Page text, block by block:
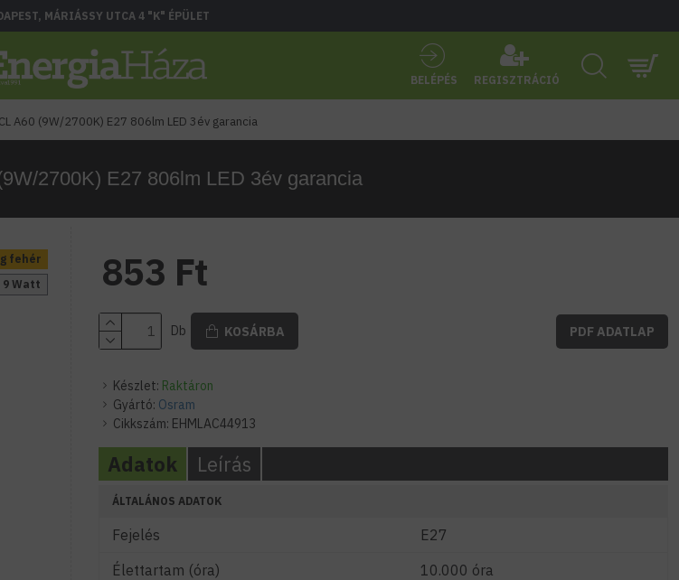
MÁRIÁSSY UTCA 4 "K" ÉPÜLET
BELÉPÉS REGISZTRÁCIÓ
A60 (9W/2700K) E27 806lm LED 3év garancia
2700K) E27 806lm LED 3év garancia
fehér
9 Watt
Készlet: Raktáron
Gyártó: Osram
Cikkszám: EHMLAC44913
853 Ft
Db KOSÁRBA PDF ADATLAP
Adatok Leírás
ÁLTALÁNOS ADATOK
Fejelés
E27
Élettartam (óra)
10.000 óra